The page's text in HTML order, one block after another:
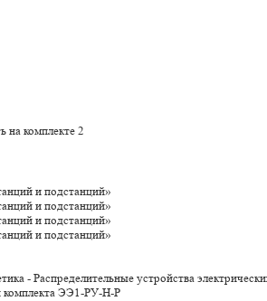
на комплекте 2
и подстанций»
и подстанций»
и подстанций»
и подстанций»
- Распределительные устройства
комплекта ЭЭ1-РУ-Н-Р